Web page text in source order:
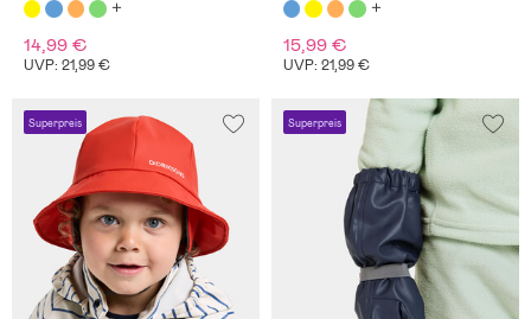
14,99 €
UVP: 21,99 €
15,99 €
UVP: 21,99 €
Superpreis Superpreis